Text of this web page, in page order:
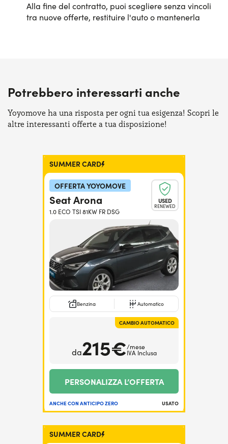
Alla fine del contratto, puoi scegliere senza vincoli
tra nuove offerte, restituire l'auto o mantenerla
Potrebbero interessarti anche
Yoyomove ha una risposta per ogni tua esigenza! Scopri le
altre interessanti offerte a tua disposizione!
SUMMER CARD
OFFERTA YOYOMOVE
USED
RENEWED
Seat Arona
1.0 ECO TSI 81KW FR DSG
Benzina Automatico
CAMBIO AUTOMATICO
da215€/mese
IVA Inclusa
PERSONALIZZA L’OFFERTA
ANCHE CON ANTICIPO ZERO USATO
SUMMER CARD